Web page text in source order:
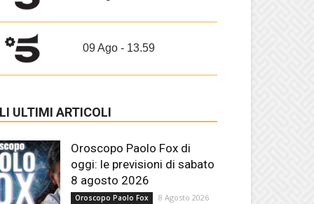
09 Ago - 13.59
ULTIMI ARTICOLI
Oroscopo Paolo Fox di
oggi: le previsioni di sabato
8 agosto 2026
Oroscopo Paolo Fox 8 Agosto 2026